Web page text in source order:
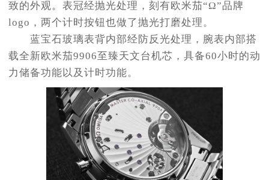
致的外观。表冠经抛光处理，刻有欧米茄“Ω”品牌
logo，两个计时按钮也做了抛光打磨处理。
蓝宝石玻璃表背内部经防反光处理，腕表内部搭
载全新欧米茄9906至臻天文台机芯，具备60小时的动
力储备功能以及计时功能。